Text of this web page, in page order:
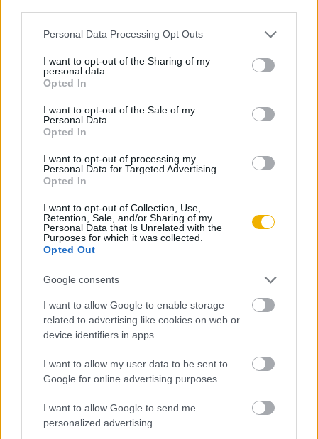
Please note that this website/app uses one or more Google
not limited to your visit or usage behaviour. You may click to
grant or deny consent to Google and its third-party tags to
use your data for below specified purposes in below Google
consent section.
Personal Data Processing Opt Outs
I want to opt-out of the Sharing of my
personal data.
Opted In
I want to opt-out of the Sale of my
Personal Data.
Opted In
I want to opt-out of processing my
Personal Data for Targeted Advertising.
Opted In
I want to opt-out of Collection, Use,
Retention, Sale, and/or Sharing of my
Personal Data that Is Unrelated with the
Purposes for which it was collected.
Opted Out
Google consents
I want to allow Google to enable storage
related to advertising like cookies on web or
device identifiers in apps.
I want to allow my user data to be sent to
Google for online advertising purposes.
I want to allow Google to send me
personalized advertising.
főrendi ház és a képviselőház, a kormány. 15 különvonat
szállította az érdeklődőket, a Székelyföldről mintegy ötezren
emlékmű talapzatára, és Segesváron az ünnepség 450
terítékes díszebéddel ért véget.” (Gagyi József: Petőfi-ünnep
Petőfi-falván, Kisebbségkutatás – 2002/2) Ez a programsor
lesz a mai napig élő hagyomány, a Petőfi-ünnep rituáléjának
elemei.
A Petőfi Irodalmi Múzeum elődintézménye, a Petőfi Ház sok
szállal kötődik Petőfi Sándor eltűnésének
Már előfizetőnk?Ha már regisztrált a Rubicon
rendelkezik felhasználói fiókkal, kattintson ide:
Szerző
Kalla Zsuzsa
Ismerje meg
A szerző cikkei